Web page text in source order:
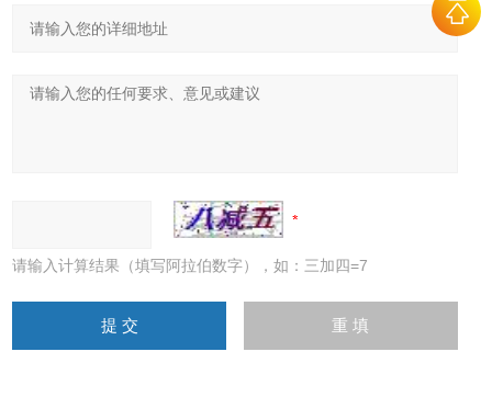
请输入计算结果（填写阿拉伯数字），如：三加四=7